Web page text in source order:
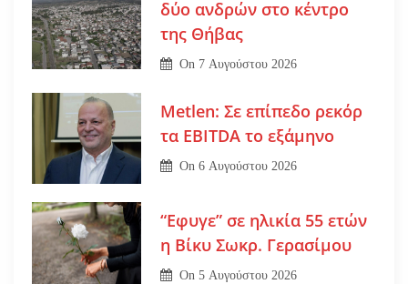
δύο ανδρών στο κέντρο
της Θήβας
On 7 Αυγούστου 2026
Metlen: Σε επίπεδο ρεκόρ
τα EBITDA το εξάμηνο
On6 Αυγούστου 2026
“Εφυγε” σε ηλικία 55 ετών
η Βίκυ Σωκρ. Γερασίμου
On5 Αυγούστου 2026